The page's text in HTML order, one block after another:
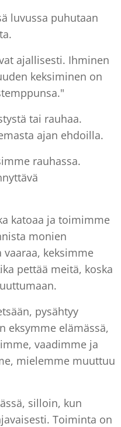
luvussa puhutaan
ajallisesti. Ihminen
keksiminen on
tai rauhaa.
ajan ehdoilla.
rauhassa.
katoaa ja toimimme
monien
keksimme
pettää meitä, koska
pysähtyy
eksymme elämässä,
vaadimme ja
mielemme muuttuu
silloin, kun
Toiminta on